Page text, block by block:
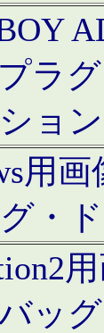
ラ
ョン
用
・
ッ